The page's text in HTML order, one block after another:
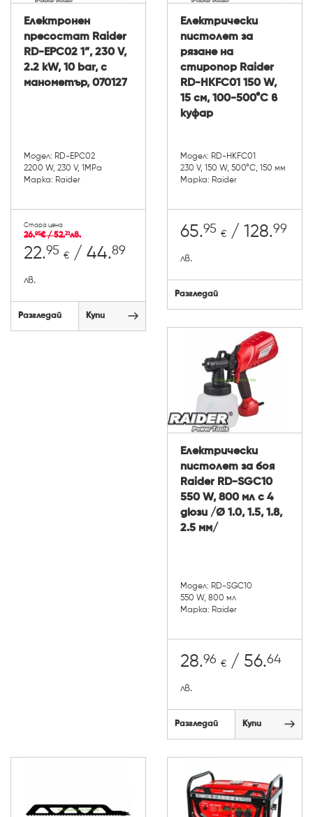
Електронен
пресостат Raider
RD-EPC02 1”, 230 V,
2.2 kW, 10 bar, с
манометър, 070127
Модел: RD-EPC02
2200 W, 230 V, 1МРа
Марка: Raider
22.95 € / 44.89
лв.
Стара цена
26.95€ / 52.71лв.
Разгледай Купи
Електрически
пистолет за
рязане на
стиропор Raider
RD-HKFC01 150 W,
15 см, 100-500°C в
куфар
Модел: RD-HKFC01
230 V, 150 W, 500°C, 150 мм
Марка: Raider
65.95 € / 128.99
лв.
Разгледай
Електрически
пистолет за боя
Raider RD-SGC10
550 W, 800 мл с 4
дюзи /Ø 1.0, 1.5, 1.8,
2.5 мм/
Модел: RD-SGC10
550 W, 800 мл
Марка: Raider
28.96 € / 56.64
лв.
Разгледай Купи